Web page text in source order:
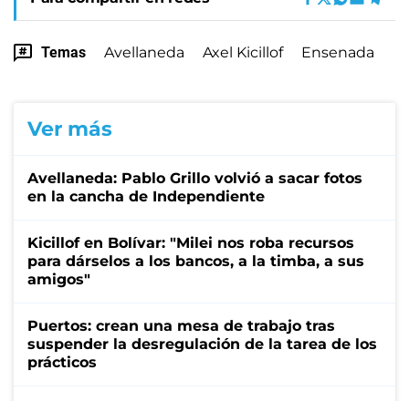
Temas Avellaneda Axel Kicillof Ensenada
Ver más
Avellaneda: Pablo Grillo volvió a sacar fotos
en la cancha de Independiente
Kicillof en Bolívar: "Milei nos roba recursos
para dárselos a los bancos, a la timba, a sus
amigos"
Puertos: crean una mesa de trabajo tras
suspender la desregulación de la tarea de los
prácticos